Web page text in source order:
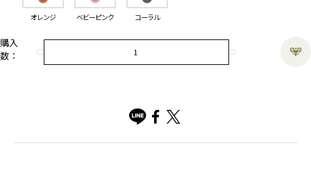
オレンジ ベビーピンク コーラル
購入
数：